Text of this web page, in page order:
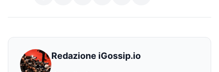
Redazione iGossip.io